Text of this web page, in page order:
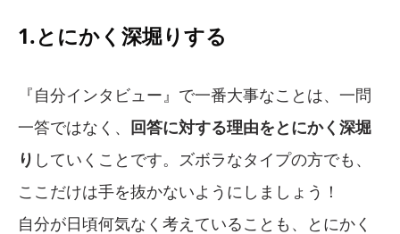
1.とにかく深堀りする
『自分インタビュー』で一番大事なことは、一問
一答ではなく、 回答に対する理由をとにかく深堀
り していくことです。ズボラなタイプの方でも、
ここだけは手を抜かないようにしましょう！
自分が日頃何気なく考えていることも、とにかく